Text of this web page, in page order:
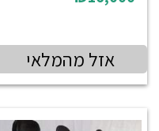
אזל מהמלאי